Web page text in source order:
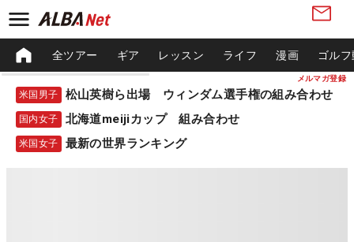
メルマガ登録
全ツアー ギア レッスン ライフ 漫画 ゴル
米国男子 松山英樹ら出場 ウィンダム選手権の組み合わせ
国内女子 北海道meijiカップ 組み合わせ
米国女子 最新の世界ランキング